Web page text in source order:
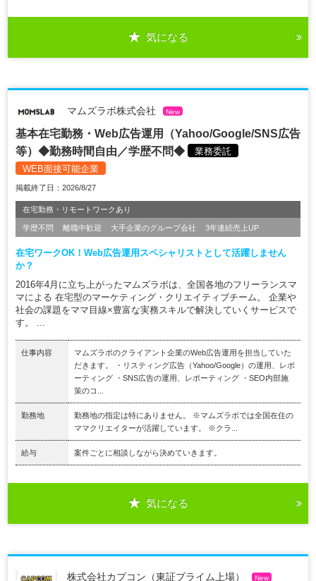
気になる
マムズラボ株式会社 New
基本在宅勤務・Web広告運用（Yahoo/Google/SNS広告
等）◆勤務時間自由／学歴不問◆
業務委託
WEB面接可能企業
掲載終了日：2026/8/27
在宅勤務・リモートワークあり
学歴不問 離職中歓迎 大手企業のグループ会社 3年連続売上UP
在宅ワークOK！Web広告運用スペシャリストとして活躍しません
か？
2016年4月に立ち上がったマムズラボは、全国各地のフリーランスマ
マによる 在宅型のマーケティング・クリエイティブチーム。 企業や
社会の課題をママ目線×豊富な実務スキルで解決していくサービスで
す。 ...
仕事内容
マムズラボのクライアント企業のWeb広告運用を担当していた
だきます。 ・リスティング広告（Yahoo/Google）の運用、レポ
ーティング ・SNS広告の運用、レポーティング ・SEO内部施
策のコ...
勤務地
勤務地の指定は特にありません。 ※マムズラボでは全国在住の
ママクリエイターが活躍しています。 ※クラ...
給与 案件ごとに相談しながら決めていきます。
気になる
株式会社カプコン（東証プライム上場） New